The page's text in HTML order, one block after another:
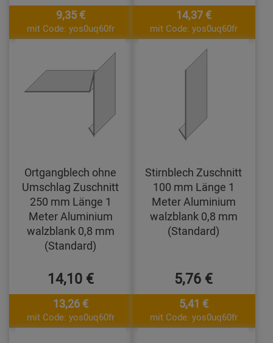
9,35 €
mit Code: yos0uq60fr
14,37 €
mit Code: yos0uq60fr
Ortgangblech ohne
Umschlag Zuschnitt
250 mm Länge 1
Meter Aluminium
walzblank 0,8 mm
(Standard)
14,10 €
13,26 €
mit Code: yos0uq60fr
Stirnblech Zuschnitt
100 mm Länge 1
Meter Aluminium
walzblank 0,8 mm
(Standard)
5,76 €
5,41 €
mit Code: yos0uq60fr